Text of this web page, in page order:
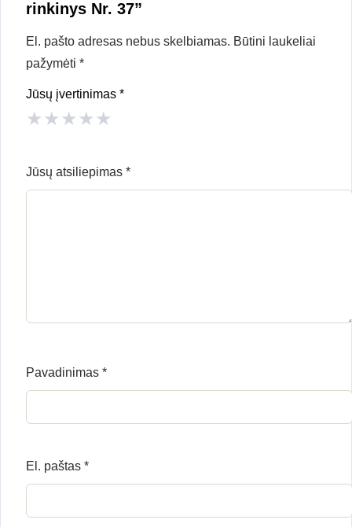
rinkinys Nr. 37”
El. pašto adresas nebus skelbiamas. Būtini laukeliai
pažymėti *
Jūsų įvertinimas *
★★★★★
Jūsų atsiliepimas *
Pavadinimas *
El. paštas *